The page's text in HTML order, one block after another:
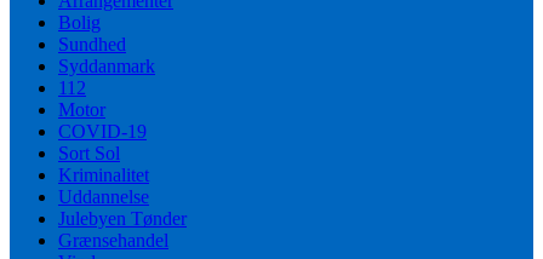
Bolig
Sundhed
Syddanmark
112
Motor
COVID-19
Sort Sol
Kriminalitet
Uddannelse
Julebyen Tønder
Grænsehandel